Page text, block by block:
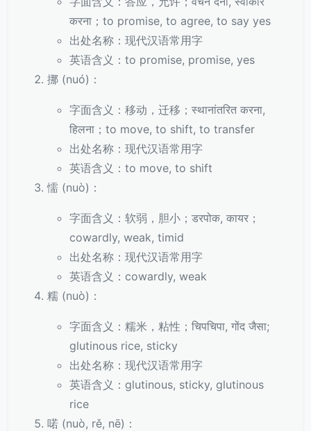
करना；to promise, to agree, to say yes
出处名称：现代汉语常用字
英语含义：to promise, promise, yes
挪 (nuó)：
字面含义：移动，迁移；स्थानांतरित करना,
हिलना；to move, to shift, to transfer
出处名称：现代汉语常用字
英语含义：to move, to shift
懦 (nuò)：
字面含义：软弱，胆小；डरपोक, कायर；
cowardly, weak, timid
出处名称：现代汉语常用字
英语含义：cowardly, weak
糯 (nuò)：
字面含义：糯米，粘性；चिपचिपा, गोंद जैसा;
glutinous rice, sticky
出处名称：现代汉语常用字
英语含义：glutinous, sticky, glutinous
rice
喏 (nuò, rě, nē)：